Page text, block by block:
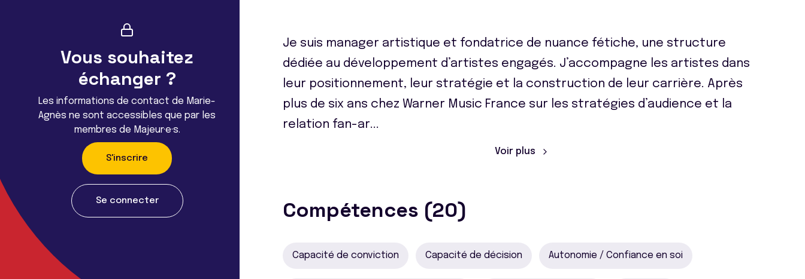
Vous souhaitez
échanger ?
Les informations de contact de Marie-
Agnès ne sont accessibles que par les
membres de Majeur·e·s.
S'inscrire
Se connecter
Je suis manager artistique et fondatrice de nuance fétiche, une structure
dédiée au développement d’artistes engagés. J’accompagne les artistes dans
leur positionnement, leur stratégie et la construction de leur carrière. Après
plus de six ans chez Warner Music France sur les stratégies d’audience et la
relation fan-ar...
Voir plus
Compétences (20)
Capacité de conviction Capacité de décision Autonomie / Confiance en soi